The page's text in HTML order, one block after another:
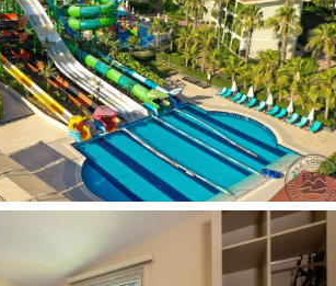
gultai nemokamai
5 (jūros produktai - už papildomą
meksikietiškas, Viduržemio jūros
rezervaciją, vaikai iki 7 metų
metu nemokamai galima aplankyti
yra
nemokamai (fojė, lounge baras, šalia
parkas yra (7 vandens kalneliai)
aikštelė yra